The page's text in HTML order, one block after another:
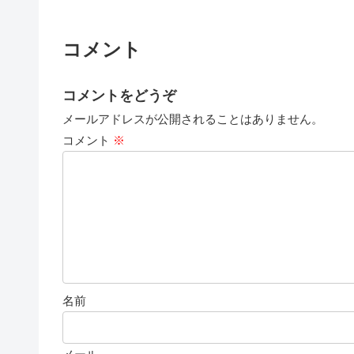
コメント
コメントをどうぞ
メールアドレスが公開されることはありません。
コメント ※
名前